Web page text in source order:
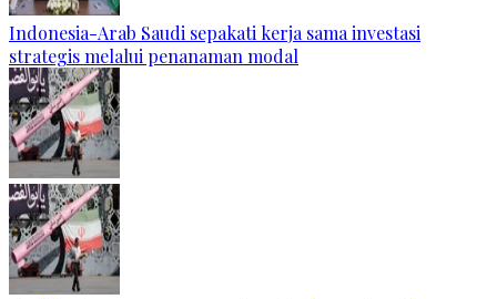
Indonesia-Arab Saudi sepakati kerja sama investasi
strategis melalui penanaman modal